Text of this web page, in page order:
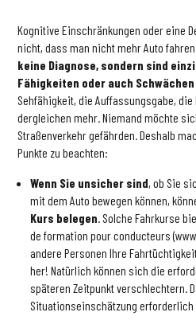
Kognitive Einschränkungen oder eine
nicht, dass man nicht mehr Auto fahren
keine Diagnose, sondern sind
Fähigkeiten oder auch Schwächen
Sehfähigkeit, die Auffassungsgabe,
dergleichen mehr. Niemand möchte
Straßenverkehr gefährden. Deshalb
Punkte zu beachten:
Wenn Sie unsicher sind, ob Sie
mit dem Auto bewegen können,
Kurs belegen . Solche Fahrkurse
de formation pour conducteurs
andere Personen Ihre
her! Natürlich können sich die
späteren Zeitpunkt verschlechtern.
Situationseinschätzung erforderlich